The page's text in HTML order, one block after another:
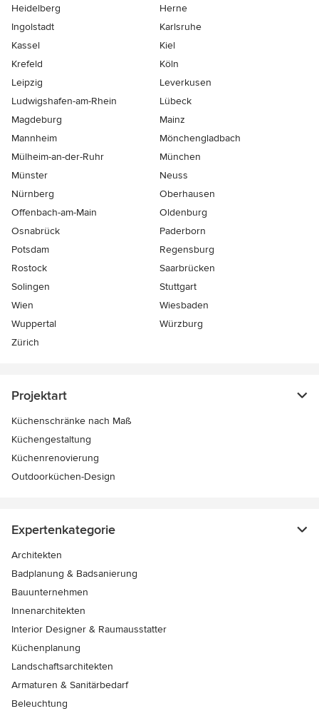
Heidelberg
Herne
Ingolstadt
Karlsruhe
Kassel
Kiel
Krefeld
Köln
Leipzig
Leverkusen
Ludwigshafen-am-Rhein
Lübeck
Magdeburg
Mainz
Mannheim
Mönchen­gladbach
Mülheim-an-der-Ruhr
München
Münster
Neuss
Nürnberg
Oberhausen
Offenbach-am-Main
Oldenburg
Osnabrück
Paderborn
Potsdam
Regensburg
Rostock
Saarbrücken
Solingen
Stuttgart
Wien
Wiesbaden
Wuppertal
Würzburg
Zürich
Projektart
Küchenschränke nach Maß
Küchengestaltung
Küchenrenovierung
Outdoorküchen-Design
Expertenkategorie
Architekten
Badplanung & Badsanierung
Bauunternehmen
Innenarchitekten
Interior Designer & Raumausstatter
Küchenplanung
Landschaftsarchitekten
Armaturen & Sanitärbedarf
Beleuchtung